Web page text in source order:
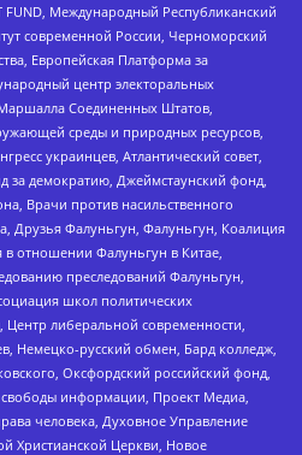
FUND, Международный Республиканский
современной России, Черноморский
Европейская Платформа за
центр электоральных
Соединенных Штатов,
среды и природных ресурсов,
украинцев, Атлантический совет,
за демократию, Джеймстаунский фонд,
Врачи против насильственного
Друзья Фалуньгун, Фалуньгун, Коалиция
отношении Фалуньгун в Китае,
преследований Фалуньгун,
школ политических
либеральной современности,
Немецко-русский обмен, Бард колледж,
Оксфордский российский фонд,
информации, Проект Медиа,
человека, Духовное Управление
Христианской Церкви, Новое